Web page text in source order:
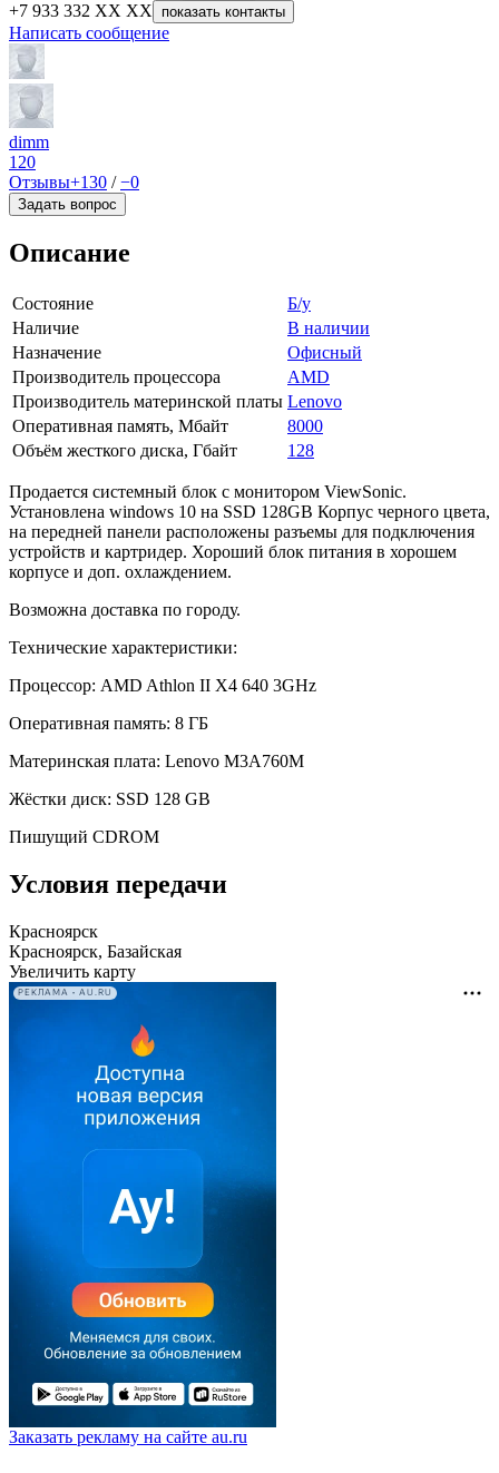
+7 933 332 XX XX показать контакты
Написать сообщение
dimm
120
Отзывы+130 /−0
Задать вопрос
Описание
Состояние
Б/у
Наличие
В наличии
Назначение
Офисный
Производитель процессора
AMD
Производитель материнской платы Lenovo
Оперативная память, Мбайт
8000
Объём жесткого диска, Гбайт
128
Продается системный блок с монитором ViewSonic.
Установлена windows 10 на SSD 128GB Корпус черного цвета,
на передней панели расположены разъемы для подключения
устройств и картридер. Хороший блок питания в хорошем
корпусе и доп. охлаждением.
Возможна доставка по городу.
Технические характеристики:
Процессор: AMD Athlon II X4 640 3GHz
Оперативная память: 8 ГБ
Материнская плата: Lenovo M3A760M
Жёстки диск: SSD 128 GB
Пишущий CDROM
Условия передачи
Красноярск
Красноярск, Базайская
Увеличить карту
РЕКЛАМА • AU.RU
Заказать рекламу на сайте au.ru